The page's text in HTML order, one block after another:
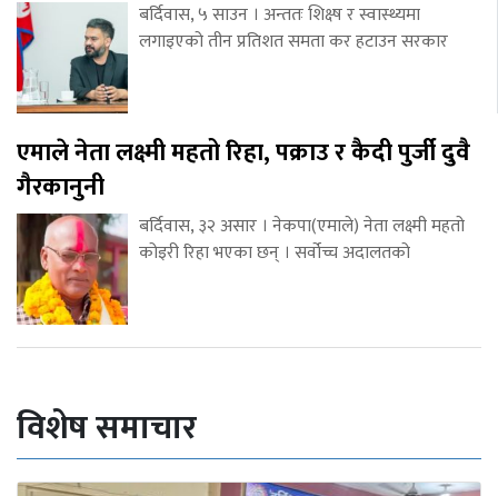
बर्दिवास, ५ साउन । अन्ततः शिक्ष्ष र स्वास्थ्यमा
लगाइएको तीन प्रतिशत समता कर हटाउन सरकार
एमाले नेता लक्ष्मी महतो रिहा, पक्राउ र कैदी पुर्जी दुवै
गैरकानुनी
बर्दिवास, ३२ असार । नेकपा(एमाले) नेता लक्ष्मी महतो
कोइरी रिहा भएका छन् । सर्वोच्च अदालतको
विशेष समाचार